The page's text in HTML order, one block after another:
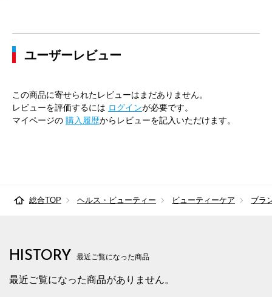
ユーザーレビュー
この商品に寄せられたレビューはまだありません。
レビューを評価するには ログインが必要です。
マイページの 購入履歴からレビューを記入いただけます。
総合TOP ヘルス・ビューティー ビューティーケア ブラ
HISTORY 最近ご覧になった商品
最近ご覧になった商品がありません。